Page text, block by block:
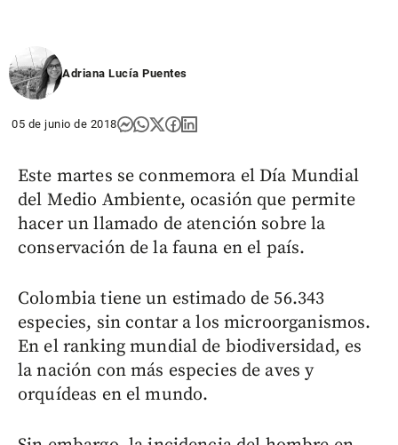
Adriana Lucía Puentes
05 de junio de 2018
Este martes se conmemora el Día Mundial
del Medio Ambiente, ocasión que permite
hacer un llamado de atención sobre la
conservación de la fauna en el país.
Colombia tiene un estimado de 56.343
especies, sin contar a los microorganismos.
En el ranking mundial de biodiversidad, es
la nación con más especies de aves y
orquídeas en el mundo.